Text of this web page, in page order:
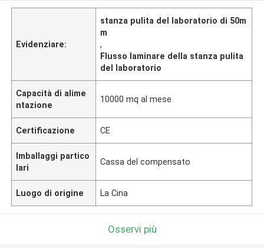
Evidenziare:
stanza pulita del laboratorio di 50m
m
,
Flusso laminare della stanza pulita
del laboratorio
Capacità di alime
ntazione
10000 mq al mese
Certificazione CE
Imballaggi partico
lari
Cassa del compensato
Luogo di origine La Cina
Osservi più